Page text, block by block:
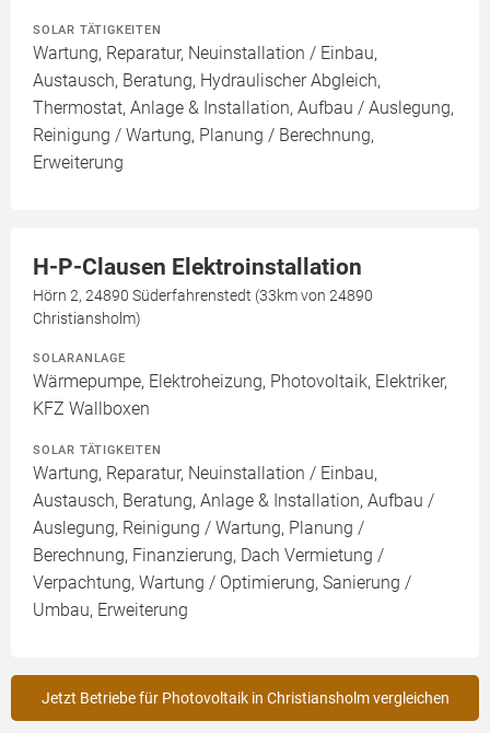
SOLAR TÄTIGKEITEN
Wartung, Reparatur, Neuinstallation / Einbau,
Austausch, Beratung, Hydraulischer Abgleich,
Thermostat, Anlage & Installation, Aufbau / Auslegung,
Reinigung / Wartung, Planung / Berechnung,
Erweiterung
H-P-Clausen Elektroinstallation
Hörn 2, 24890 Süderfahrenstedt (33km von 24890
Christiansholm)
SOLARANLAGE
Wärmepumpe, Elektroheizung, Photovoltaik, Elektriker,
KFZ Wallboxen
SOLAR TÄTIGKEITEN
Wartung, Reparatur, Neuinstallation / Einbau,
Austausch, Beratung, Anlage & Installation, Aufbau /
Auslegung, Reinigung / Wartung, Planung /
Berechnung, Finanzierung, Dach Vermietung /
Verpachtung, Wartung / Optimierung, Sanierung /
Umbau, Erweiterung
Jetzt Betriebe für Photovoltaik in Christiansholm vergleichen